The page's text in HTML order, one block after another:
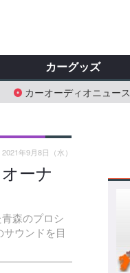
カーオーディオニュース
カーグッズ
ーナ
森のプロシ
ウンドを目
2021年9月8日（水）